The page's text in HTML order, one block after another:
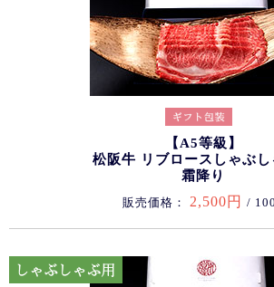
【A5等級】
松阪牛 リブロースしゃぶし
霜降り
販売価格： 2,500円 /